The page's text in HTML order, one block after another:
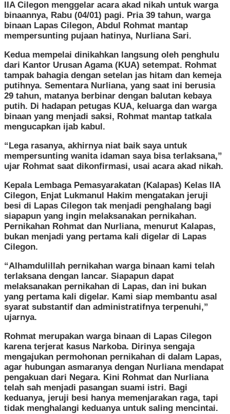
IIA Cilegon menggelar acara akad nikah untuk warga
binaannya, Rabu (04/01) pagi. Pria 39 tahun, warga
binaan Lapas Cilegon, Abdul Rohmat mantap
mempersunting pujaan hatinya, Nurliana Sari.
Kedua mempelai dinikahkan langsung oleh penghulu
dari Kantor Urusan Agama (KUA) setempat. Rohmat
tampak bahagia dengan setelan jas hitam dan kemeja
putihnya. Sementara Nurliana, yang saat ini berusia
29 tahun, matanya berbinar dengan balutan kebaya
putih. Di hadapan petugas KUA, keluarga dan warga
binaan yang menjadi saksi, Rohmat mantap tatkala
mengucapkan ijab kabul.
“Lega rasanya, akhirnya niat baik saya untuk
mempersunting wanita idaman saya bisa terlaksana,”
ujar Rohmat saat dikonfirmasi, usai acara akad nikah.
Kepala Lembaga Pemasyarakatan (Kalapas) Kelas IIA
Cilegon, Enjat Lukmanul Hakim mengatakan jeruji
besi di Lapas Cilegon tak menjadi penghalang bagi
siapapun yang ingin melaksanakan pernikahan.
Pernikahan Rohmat dan Nurliana, menurut Kalapas,
bukan menjadi yang pertama kali digelar di Lapas
Cilegon.
“Alhamdulillah pernikahan warga binaan kami telah
terlaksana dengan lancar. Siapapun dapat
melaksanakan pernikahan di Lapas, dan ini bukan
yang pertama kali digelar. Kami siap membantu asal
syarat substantif dan administratifnya terpenuhi,”
ujarnya.
Rohmat merupakan warga binaan di Lapas Cilegon
karena terjerat kasus Narkoba. Dirinya sengaja
mengajukan permohonan pernikahan di dalam Lapas,
agar hubungan asmaranya dengan Nurliana mendapat
pengakuan dari Negara. Kini Rohmat dan Nurliana
telah sah menjadi pasangan suami istri. Bagi
keduanya, jeruji besi hanya memenjarakan raga, tapi
tidak menghalangi keduanya untuk saling mencintai.